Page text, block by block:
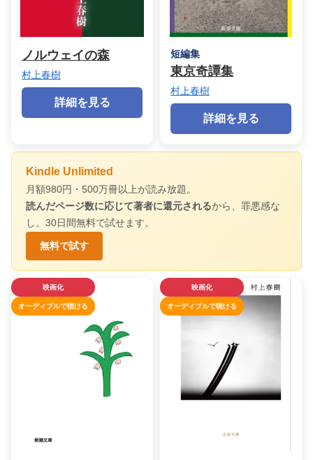
ノルウェイの森
村上春樹
詳細を見る
短編集
東京奇譚集
村上春樹
詳細を見る
Kindle Unlimited
月額980円・500万冊以上が読み放題。
読んだページ数に応じて著者に還元されるから、罪悪感な
し。30日間無料で試せます。
無料で試す
映画化
オーディブルで聴ける
映画化
オーディブルで聴ける